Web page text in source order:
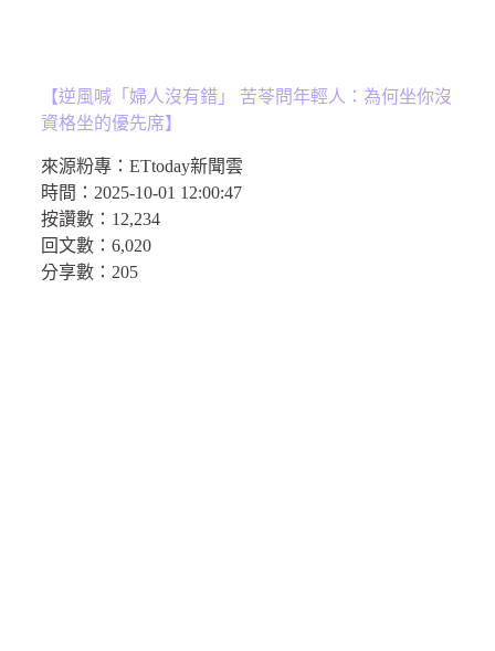
【逆風喊「婦人沒有錯」 苦苓問年輕人：為何坐你沒
資格坐的優先席】
來源粉專： ETtoday新聞雲
時間： 2025-10-01 12:00:47
按讚數： 12,234
回文數： 6,020
分享數： 205